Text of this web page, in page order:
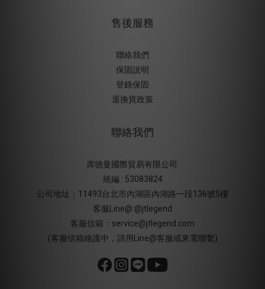
售後服務
聯絡我們
保固說明
登錄保固
退換貨政策
聯絡我們
席德曼國際貿易有限公司
統編 : 53083824
公司地址：11493台北市內湖區內湖路一段136號5樓
客服Line@:@jtlegend
客服信箱：service@jtlegend.com
(客服信箱維護中，請用Line@客服或來電聯繫)